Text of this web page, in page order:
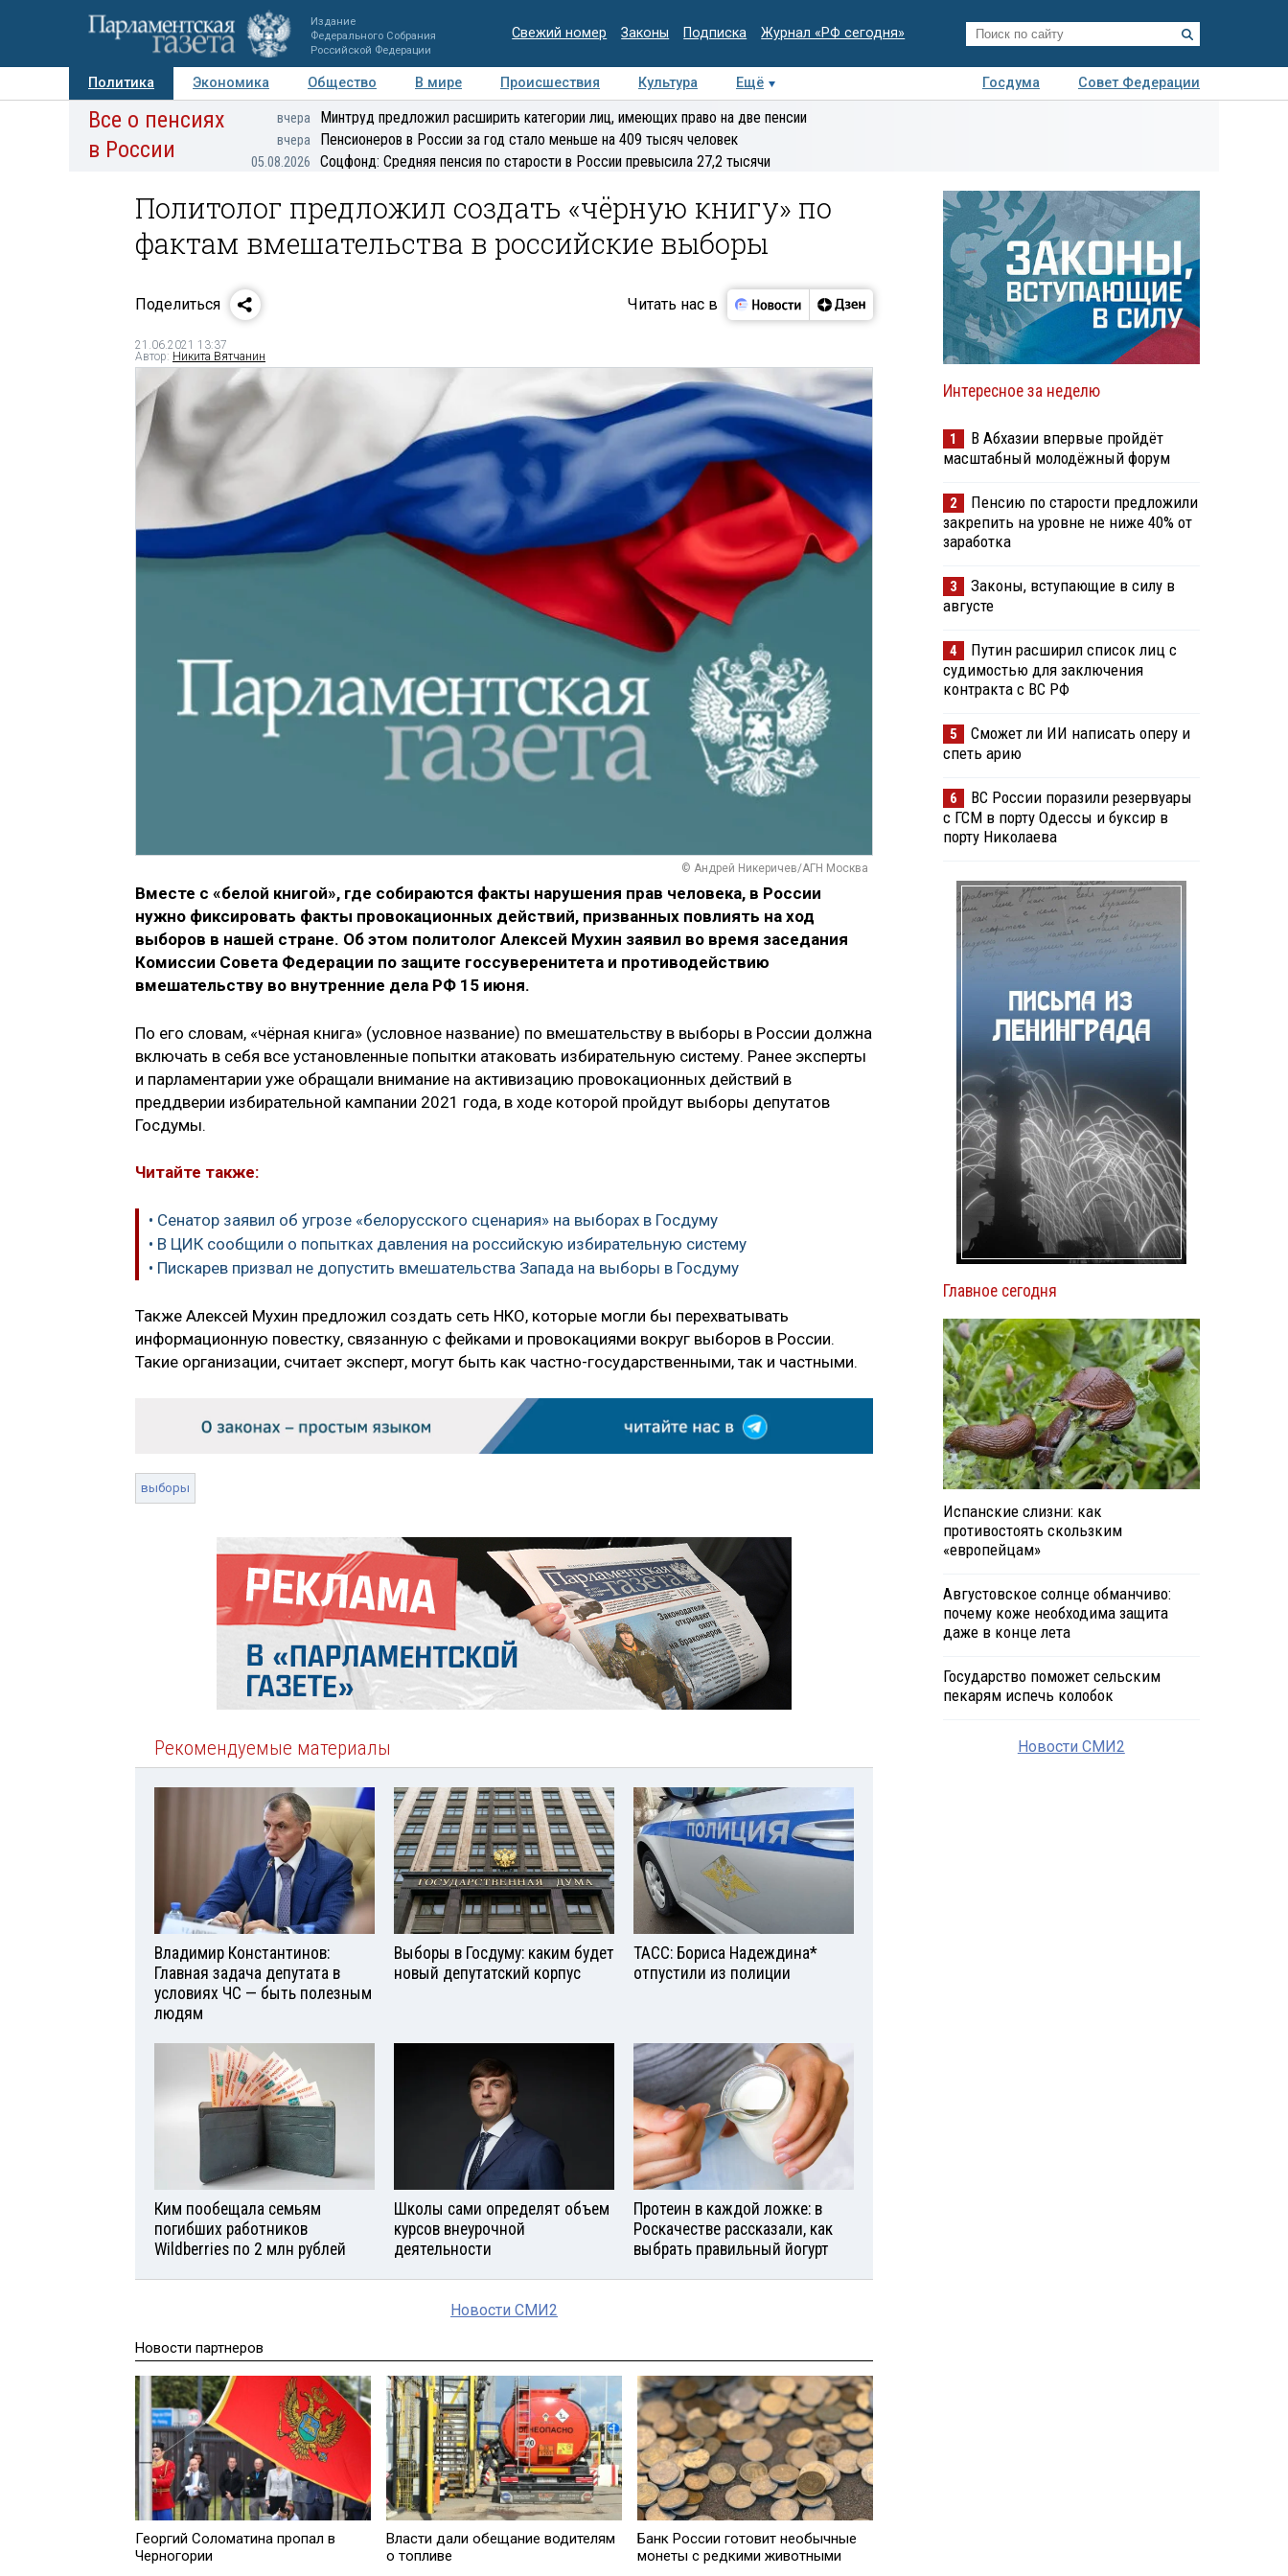
Издание
Федерального Собрания
Российской Федерации
Свежий номер Законы Подписка Журнал «РФ сегодня»
Политика Экономика Общество В мире Происшествия Культура Ещё Госдума
Совет Федерации
Авторы Персоны Мнения Регионы Медиацентр Интервью Колумнисты
Деловая
Все о пенсиях
в России
вчера Минтруд предложил расширить категории лиц, имеющих право на две пенсии
вчера Пенсионеров в России за год стало меньше на 409 тысяч человек
05.08.2026 Соцфонд: Средняя пенсия по старости в России превысила 27,2 тысячи
Политолог предложил создать «чёрную книгу» по
фактам вмешательства в российские выборы
Поделиться Читать нас в
21.06.2021 13:37
Автор: Никита Вятчанин
© Андрей Никеричев/АГН Москва
Вместе с «белой книгой», где собираются факты нарушения прав человека, в России
нужно фиксировать факты провокационных действий, призванных повлиять на ход
выборов в нашей стране. Об этом политолог Алексей Мухин заявил во время заседания
Комиссии Совета Федерации по защите госсуверенитета и противодействию
вмешательству во внутренние дела РФ 15 июня.
По его словам, «чёрная книга» (условное название) по вмешательству в выборы в России должна
включать в себя все установленные попытки атаковать избирательную систему. Ранее эксперты
и парламентарии уже обращали внимание на активизацию провокационных действий в
преддверии избирательной кампании 2021 года, в ходе которой пройдут выборы депутатов
Госдумы.
Читайте также:
• Сенатор заявил об угрозе «белорусского сценария» на выборах в Госдуму
• В ЦИК сообщили о попытках давления на российскую избирательную систему
• Пискарев призвал не допустить вмешательства Запада на выборы в Госдуму
Также Алексей Мухин предложил создать сеть НКО, которые могли бы перехватывать
информационную повестку, связанную с фейками и провокациями вокруг выборов в России.
Такие организации, считает эксперт, могут быть как частно-государственными, так и частными.
выборы
Рекомендуемые материалы
Владимир Константинов:
Главная задача депутата в
условиях ЧС — быть полезным
людям
Выборы в Госдуму: каким будет
новый депутатский корпус
ТАСС: Бориса Надеждина*
отпустили из полиции
Ким пообещала семьям
погибших работников
Wildberries по 2 млн рублей
Школы сами определят объем
курсов внеурочной
деятельности
Протеин в каждой ложке: в
Роскачестве рассказали, как
выбрать правильный йогурт
Новости СМИ2
Новости партнеров
Георгий Соломатина пропал в
Черногории
Власти дали обещание водителям
о топливе
Банк России готовит необычные
монеты с редкими животными
Интересное за неделю
1
В Абхазии впервые пройдёт
масштабный молодёжный форум
2
Пенсию по старости предложили
закрепить на уровне не ниже 40% от
заработка
3
Законы, вступающие в силу в
августе
4
Путин расширил список лиц с
судимостью для заключения
контракта с ВС РФ
5
Сможет ли ИИ написать оперу и
спеть арию
6
ВС России поразили резервуары
с ГСМ в порту Одессы и буксир в
порту Николаева
Главное сегодня
Испанские слизни: как
противостоять скользким
«европейцам»
Августовское солнце обманчиво:
почему коже необходима защита
даже в конце лета
Государство поможет сельским
пекарям испечь колобок
Новости СМИ2